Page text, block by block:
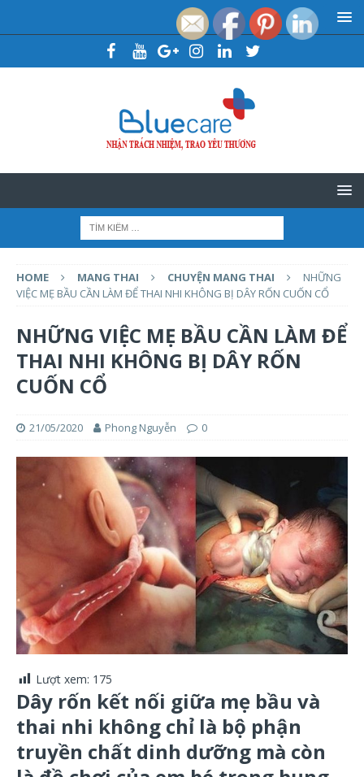
HOME MANG THAI CHUYỆN MANG THAI
NHỮNG
VIỆC MẸ BẦU CẦN LÀM ĐỂ THAI NHI KHÔNG BỊ DÂY RỐN CUỐN CỔ
NHỮNG VIỆC MẸ BẦU CẦN LÀM ĐỂ
THAI NHI KHÔNG BỊ DÂY RỐN
CUỐN CỔ
21/05/2020 Phong Nguyễn 0
Lượt xem: 175
Dây rốn kết nối giữa mẹ bầu và
thai nhi không chỉ là bộ phận
truyền chất dinh dưỡng mà còn